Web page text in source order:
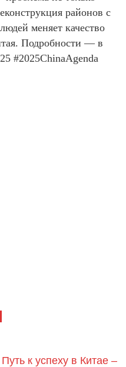
районов с
меняет качество
Подробности — в
#2025ChinaAgenda
Путь к успеху в Китае –